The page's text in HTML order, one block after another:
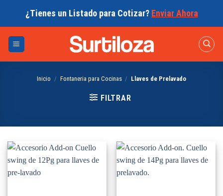
¿Tienes un Listado para Cotizar? Enviar Ahora
Inicio / Fontaneria para Cocinas / Llaves de Prelavado
FILTRAR